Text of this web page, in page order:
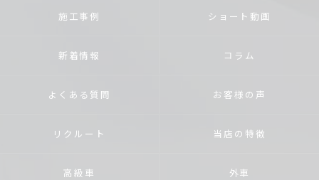
施工事例 ショート動画
新着情報 コラム
よくある質問 お客様の声
リクルート 当店の特徴
高級車 外車